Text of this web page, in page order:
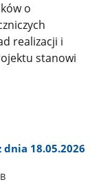
o
realizacji i
stanowi
18.05.2026